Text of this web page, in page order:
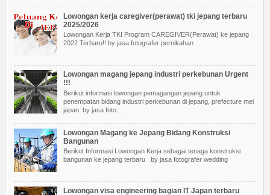
Lowongan kerja caregiver(perawat) tki jepang terbaru
2025/2026
Lowongan Kerja TKI Program CAREGIVER(Perawat) ke jepang
2022 Terbaru!! by jasa fotografer pernikahan
Lowongan magang jepang industri perkebunan Urgent
!!!
Berikut informasi lowongan pemagangan jepang untuk
penempatan bidang industri perkebunan di jepang, prefecture mei
japan. by jasa foto...
Lowongan Magang ke Jepang Bidang Konstruksi
Bangunan
Berikut Informasi Lowongan Kerja sebagai tenaga konstruksi
bangunan ke jepang terbaru by jasa fotografer wedding
Lowongan visa engineering bagian IT Japan terbaru